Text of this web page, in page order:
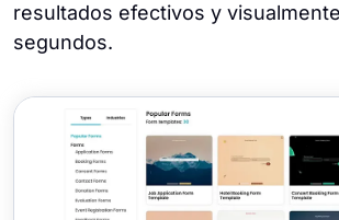
resultados efectivos y
segundos.